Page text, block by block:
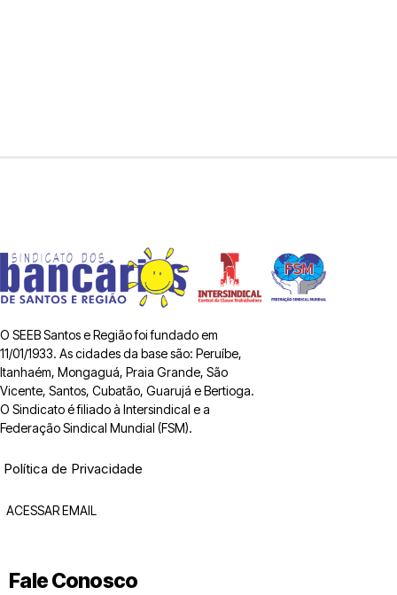
O SEEB Santos e Região foi fundado em
11/01/1933. As cidades da base são: Peruíbe,
Itanhaém, Mongaguá, Praia Grande, São
Vicente, Santos, Cubatão, Guarujá e Bertioga.
O Sindicato é filiado à Intersindical e a
Federação Sindical Mundial (FSM).
Política de Privacidade
ACESSAR EMAIL
Fale Conosco